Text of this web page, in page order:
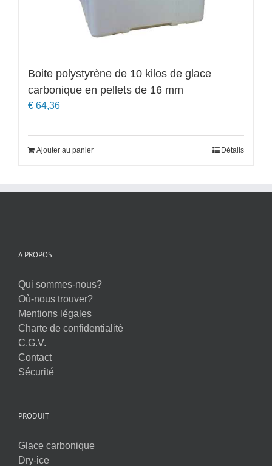
Boite polystyrène de 10 kilos de glace
carbonique en pellets de 16 mm
€ 64,36
Ajouter au panier Détails
A PROPOS
Qui sommes-nous?
Où-nous trouver?
Mentions légales
Charte de confidentialité
C.G.V.
Contact
Sécurité
PRODUIT
Glace carbonique
Dry-ice